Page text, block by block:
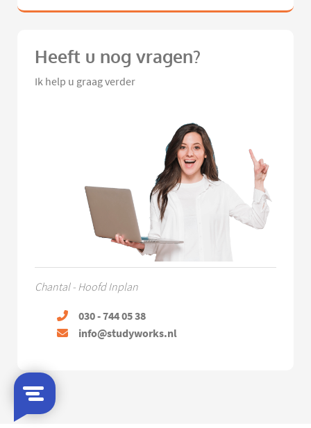
Heeft u nog vragen?
Ik help u graag verder
Chantal - Hoofd Inplan
030 - 744 05 38
info@studyworks.nl